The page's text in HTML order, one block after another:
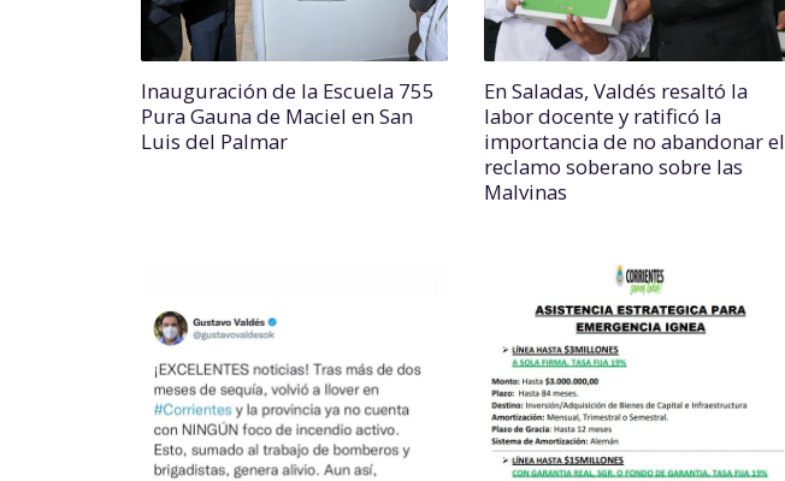
Inauguración de la Escuela 755
Pura Gauna de Maciel en San
Luis del Palmar
En Saladas, Valdés resaltó la
labor docente y ratificó la
importancia de no abandonar el
reclamo soberano sobre las
Malvinas